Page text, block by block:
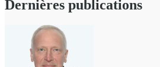
Dernières publications